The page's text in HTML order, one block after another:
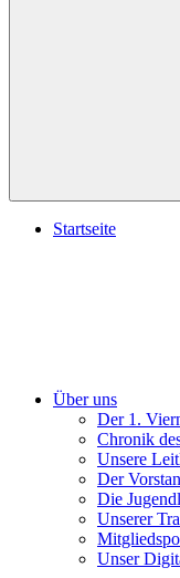
Startseite
Über uns
Der 1.
Chronik
Unsere
Der
Die
Unserer
Unser